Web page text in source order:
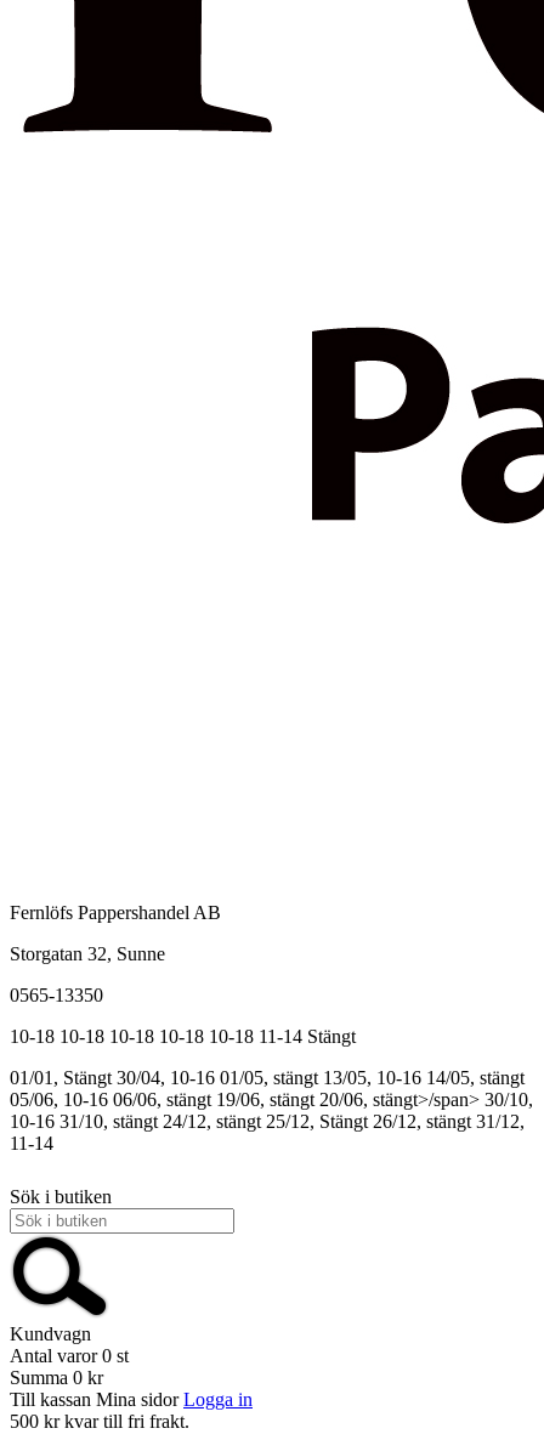
Fernlöfs Pappershandel AB
Storgatan 32, Sunne
0565-13350
10-18 10-18 10-18 10-18 10-18 11-14 Stängt
01/01, Stängt 30/04, 10-16 01/05, stängt 13/05, 10-16 14/05, stängt
05/06, 10-16 06/06, stängt 19/06, stängt 20/06, stängt>/span> 30/10,
10-16 31/10, stängt 24/12, stängt 25/12, Stängt 26/12, stängt 31/12,
11-14
Sök i butiken
Kundvagn
Antal varor 0 st
Summa 0 kr
Till kassan Mina sidor Logga in
500 kr kvar till fri frakt.